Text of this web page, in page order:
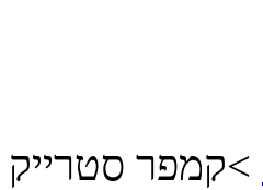
>קמפר סטרייק